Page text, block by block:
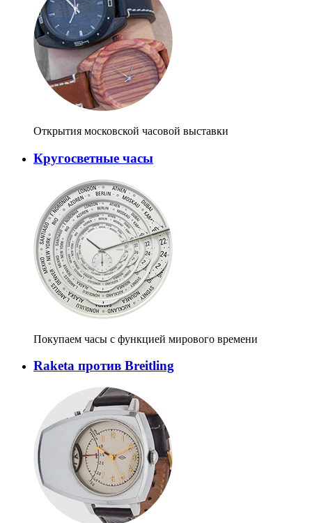
Открытия московской часовой выставки
Кругосветные часы
Покупаем часы с функцией мирового времени
Raketa против Breitling